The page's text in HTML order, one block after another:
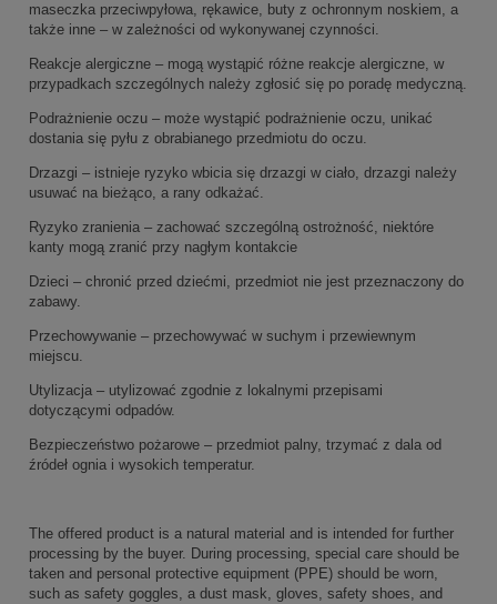
maseczka przeciwpyłowa, rękawice, buty z ochronnym noskiem, a
także inne – w zależności od wykonywanej czynności.
Reakcje alergiczne – mogą wystąpić różne reakcje alergiczne, w
przypadkach szczególnych należy zgłosić się po poradę medyczną.
Podrażnienie oczu – może wystąpić podrażnienie oczu, unikać
dostania się pyłu z obrabianego przedmiotu do oczu.
Drzazgi – istnieje ryzyko wbicia się drzazgi w ciało, drzazgi należy
usuwać na bieżąco, a rany odkażać.
Ryzyko zranienia – zachować szczególną ostrożność, niektóre
kanty mogą zranić przy nagłym kontakcie
Dzieci – chronić przed dziećmi, przedmiot nie jest przeznaczony do
zabawy.
Przechowywanie – przechowywać w suchym i przewiewnym
miejscu.
Utylizacja – utylizować zgodnie z lokalnymi przepisami
dotyczącymi odpadów.
Bezpieczeństwo pożarowe – przedmiot palny, trzymać z dala od
źródeł ognia i wysokich temperatur.
The offered product is a natural material and is intended for further
processing by the buyer. During processing, special care should be
taken and personal protective equipment (PPE) should be worn,
such as safety goggles, a dust mask, gloves, safety shoes, and